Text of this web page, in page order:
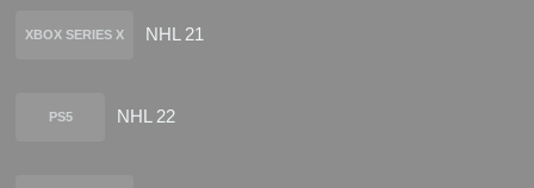
XBOX SERIES X NHL 21
PS5 NHL 22